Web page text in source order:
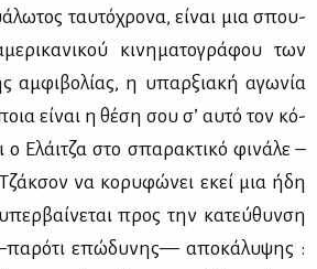
ταυ­τό­χρο­να, εί­ναι μια σπου­
κι­νη­μα­το­γρά­φου των
αμ­φι­βο­λί­ας, η υπαρ­ξια­κή αγω­νία
εί­ναι η θέ­ση σου σ’ αυ­τό τον κό­
Ελάι­τζα στο σπα­ρα­κτι­κό φι­νά­λε –
να κο­ρυ­φώ­νει εκεί μια ήδη
προς την κα­τεύ­θυν­ση
επώ­δυ­νης— απο­κά­λυ­ψης :